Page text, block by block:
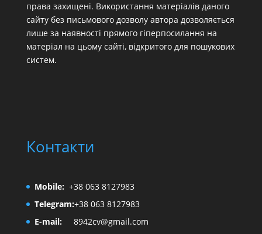
права захищені. Використання матеріалів даного
сайту без письмового дозволу автора дозволяється
лише за наявності прямого гіперпосилання на
матеріал на цьому сайті, відкритого для пошукових
систем.
Контакти
Mobile: +38 063 8127983
Telegram:+38 063 8127983
E-mail:
8942cv@gmail.com